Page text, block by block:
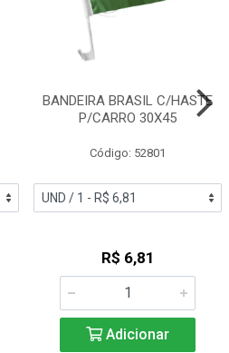
BANDEIRA BRASIL C/HASTE
P/CARRO 30X45
Código: 52801
R$ 6,81
Adicionar